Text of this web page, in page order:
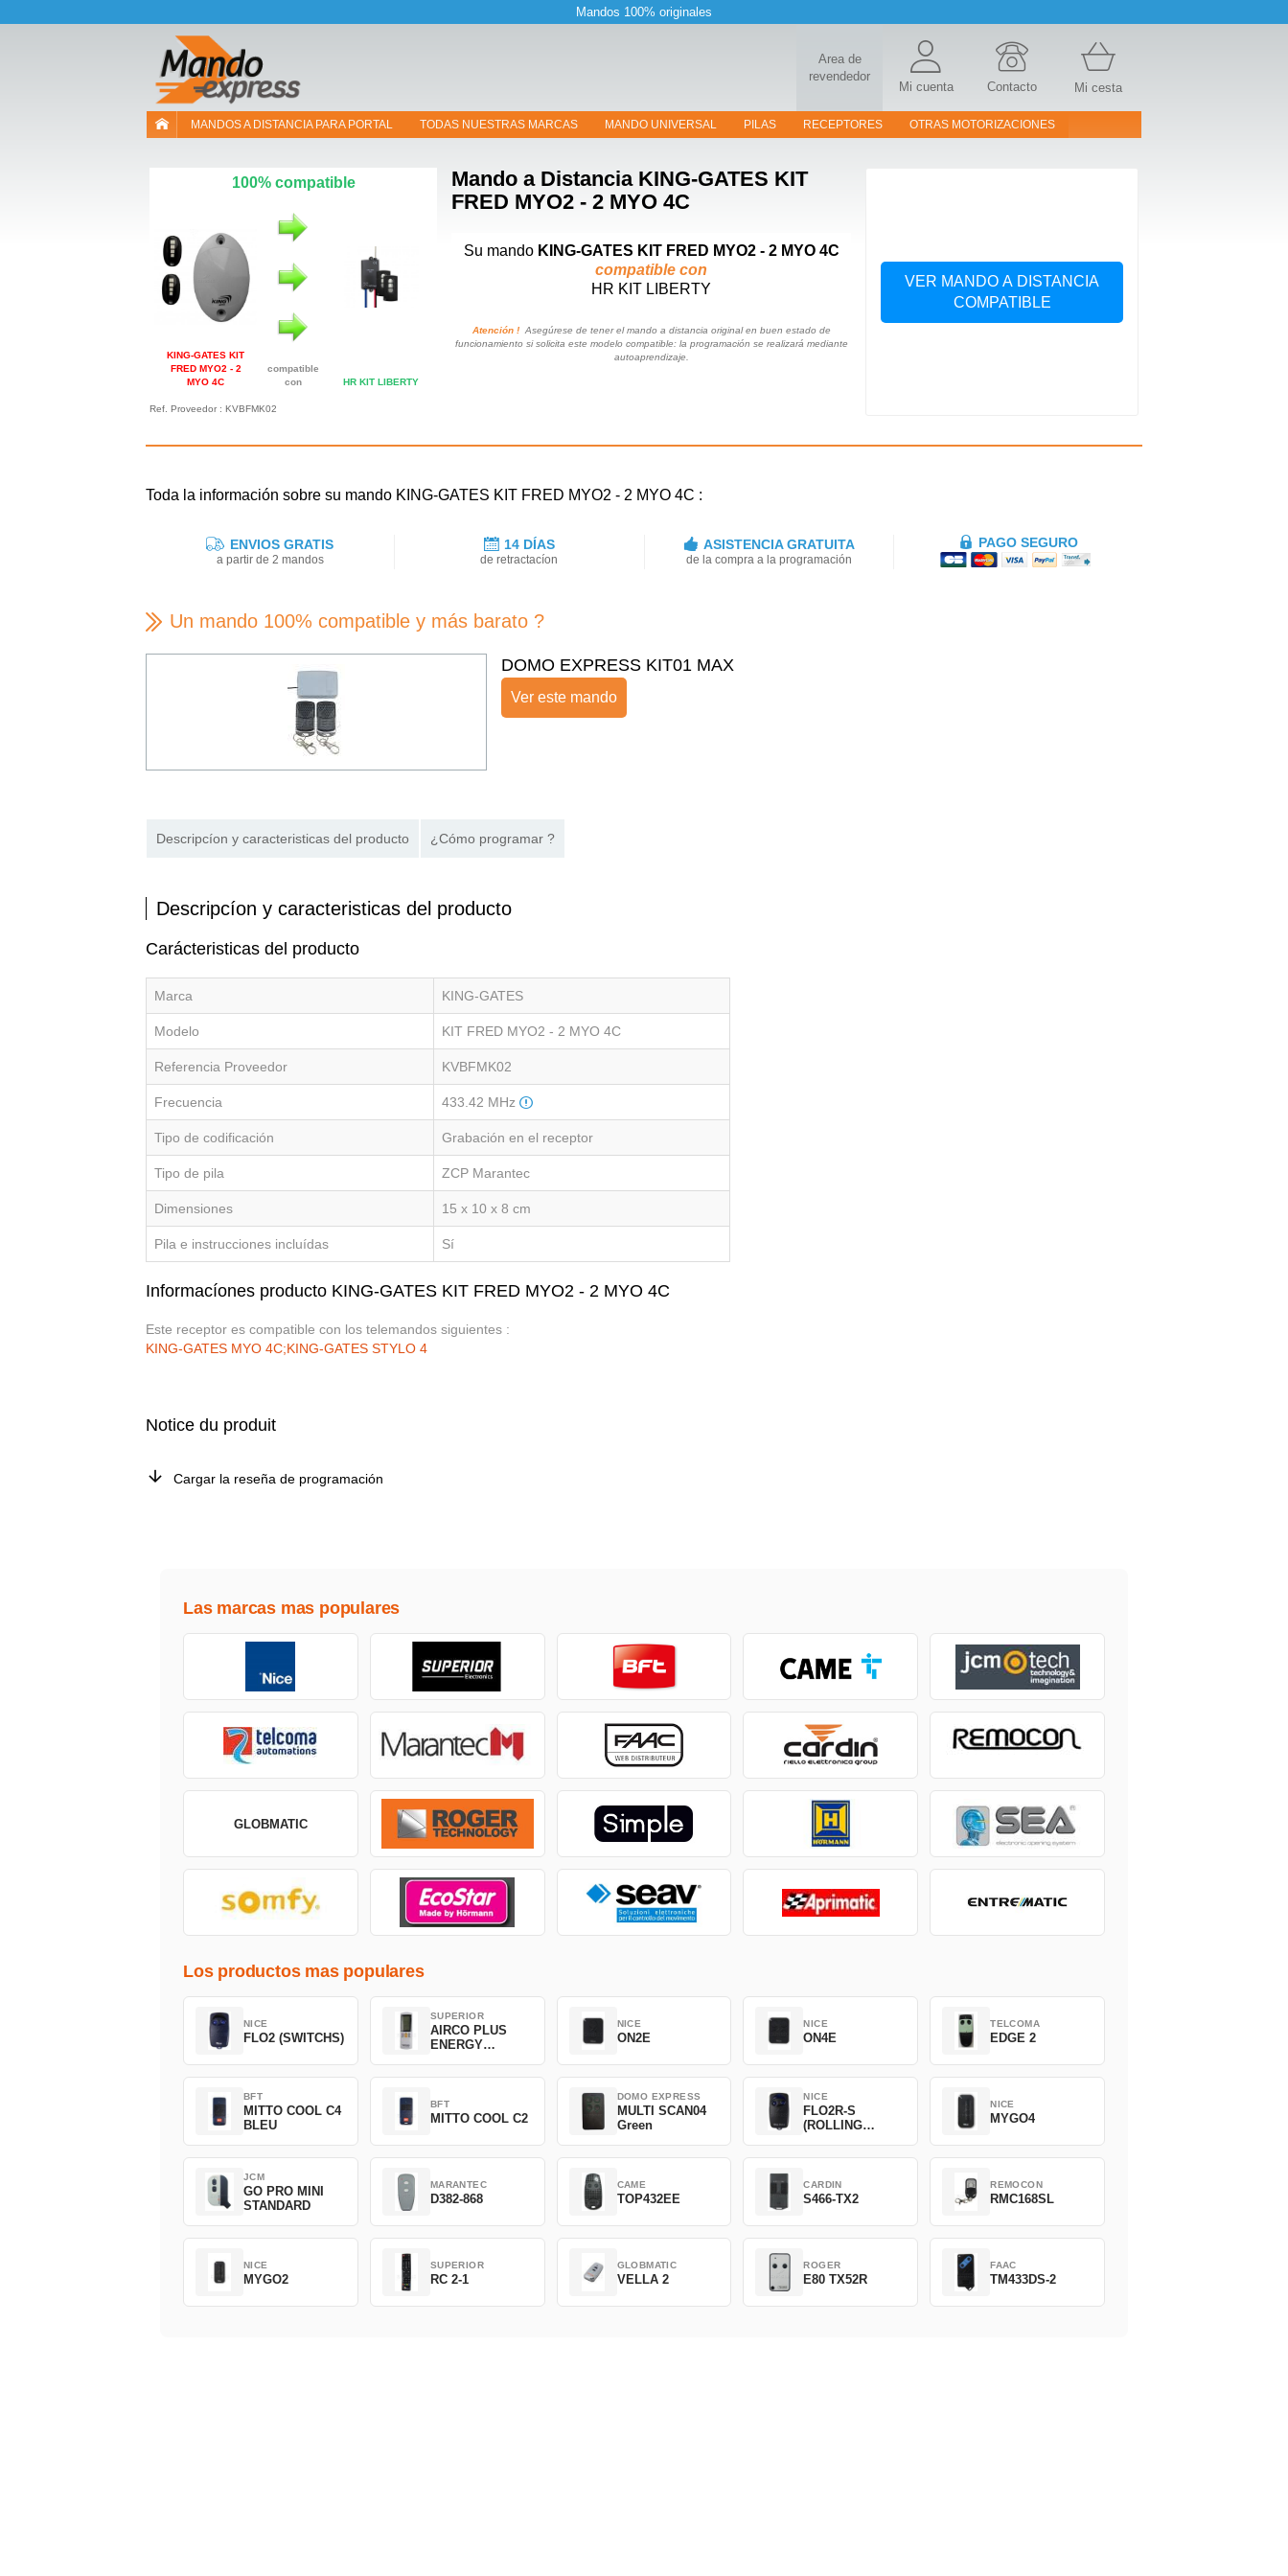
Mandos 100% originales
Area de
revendedor
Mi cuenta Contacto Mi cesta
MANDOS A DISTANCIA PARA PORTAL TODAS NUESTRAS MARCAS MANDO UNIVERSAL PILAS RECEPTORES OTRAS MOTORIZACIONES
Mando a DistanciaKING-GATES KIT
FRED MYO2 - 2 MYO 4C
100% compatible
KING-GATES KIT
FRED MYO2 - 2
MYO 4C
compatible
con
HR KIT LIBERTY
Su mando KING-GATES KIT FRED MYO2 - 2 MYO 4C
compatible con
HR KIT LIBERTY
Atención !Asegúrese de tener el mando a distancia original en buen estado de
funcionamiento si solicita este modelo compatible: la programación se realizará mediante
autoaprendizaje.
VER MANDO A DISTANCIA
COMPATIBLE
Ref. Proveedor : KVBFMK02
Toda la información sobre su mando KING-GATES KIT FRED MYO2 - 2 MYO 4C :
ENVIOS GRATIS
a partir de 2 mandos
14 DÍAS
de retractacíon
ASISTENCIA GRATUITA
de la compra a la programación
PAGO SEGURO
Un mando 100% compatible y más barato ?
DOMO EXPRESS KIT01 MAX
Ver este mando
Descripcíon y caracteristicas del producto ¿Cómo programar ?
Descripcíon y caracteristicas del producto
Carácteristicas del producto
Marca KING-GATES
Modelo KIT FRED MYO2 - 2 MYO 4C
Referencia Proveedor KVBFMK02
Frecuencia 433.42 MHz
Tipo de codificación Grabación en el receptor
Tipo de pila ZCP Marantec
Dimensiones 15 x 10 x 8 cm
Pila e instrucciones incluídas Sí
Informacíones producto KING-GATES KIT FRED MYO2 - 2 MYO 4C
Este receptor es compatible con los telemandos siguientes :
KING-GATES MYO 4C;KING-GATES STYLO 4
Notice du produit
Cargar la reseña de programación
Las marcas mas populares
GLOBMATIC
Los productos mas populares
NICE
FLO2 (SWITCHS)
SUPERIOR
AIRCO PLUS
ENERGY
NICE
ON2E
NICE
ON4E
TELCOMA
EDGE 2
BFT
MITTO COOL C4
BLEU
BFT
MITTO COOL C2
DOMO EXPRESS
MULTI SCAN04
Green
NICE
FLO2R-S
(ROLLING
NICE
MYGO4
JCM
GO PRO MINI
STANDARD
MARANTEC
D382-868
CAME
TOP432EE
CARDIN
S466-TX2
REMOCON
RMC168SL
NICE
MYGO2
SUPERIOR
RC 2-1
GLOBMATIC
VELLA 2
ROGER
E80 TX52R
FAAC
TM433DS-2